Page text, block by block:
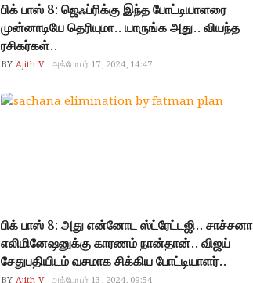
பிக் பாஸ் 8: ஜெஃப்ரிக்கு இந்த போட்டியாளரை
முன்னாடியே தெரியுமா.. யாருங்க அது.. வியந்த
ரசிகர்கள்..
BY Ajith V அக்டோபர் 17, 2024, 14:47
பிக் பாஸ் 8: அது என்னோட ஸ்ட்ரேட்டஜி.. சாச்சனா
எலிமினேஷனுக்கு காரணம் நான்தான்.. விஜய்
சேதுபதியிடம் வசமாக சிக்கிய போட்டியாளர்..